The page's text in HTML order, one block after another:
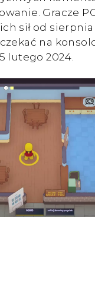
Gracze
sił od sierpnia
na
lutego 2024.